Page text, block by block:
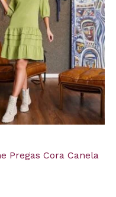
Pregas Cora Canela